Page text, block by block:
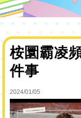
桉圜霸凌
件事
2024/01/05